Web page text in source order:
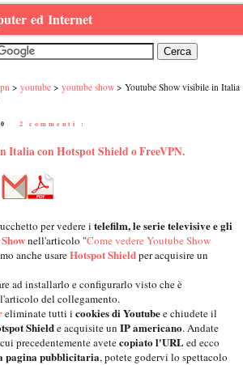
ed Internet
youtube youtube show
Youtube Show visibile in Italia
2 commenti :
Italia con Hotspot Shield o FreeVPN.
per vedere i telefilm, le serie televisive e gli
nell'articolo "Come vedere Youtube Show
anche usareHotspot Shieldper acquisire un
ad installarlo e configurarlo visto che è
del collegamento.
eliminate tutti i cookies di Youtubee chiudete il
Shielde acquisite un IP americano. Andate
precedentemente avetecopiato l'URLed ecco
pagina pubblicitaria, potete godervi lo spettacolo